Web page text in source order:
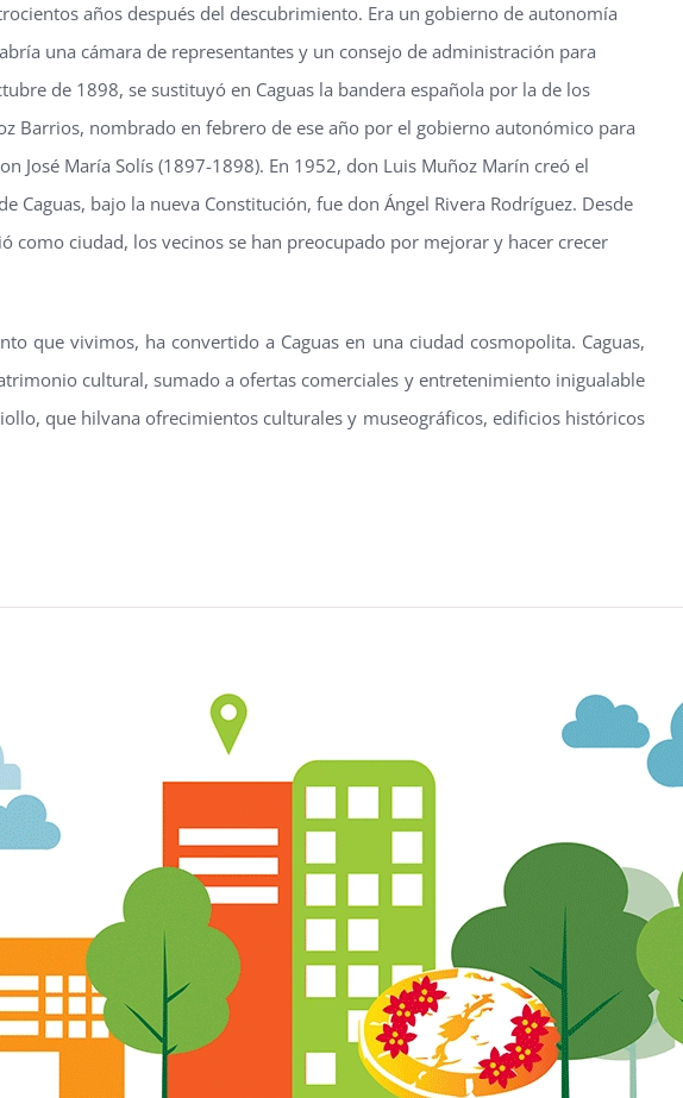
años después del descubrimiento. Era un gobierno de autonomía
una cámara de representantes y un consejo de administración para
de 1898, se sustituyó en Caguas la bandera española por la de los
Barrios, nombrado en febrero de ese año por el gobierno autonómico para
José María Solís (1897-1898). En 1952, don Luis Muñoz Marín creó el
Caguas, bajo la nueva Constitución, fue don Ángel Rivera Rodríguez. Desde
como ciudad, los vecinos se han preocupado por mejorar y hacer crecer
que vivimos, ha convertido a Caguas en una ciudad cosmopolita. Caguas,
cultural, sumado a ofertas comerciales y entretenimiento inigualable
que hilvana ofrecimientos culturales y museográficos, edificios históricos